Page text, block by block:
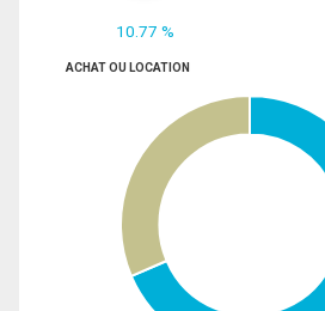
10.77 %
ACHAT OU LOCATION